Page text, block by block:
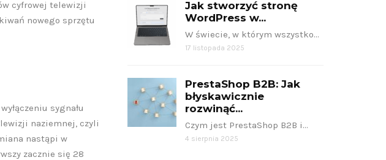
opinie
CZYTAJ DALEJ
AI? Przewodnik
dla
twórców
17 listopada 2025
CZYTAJ DALEJ
cyfrowej telewizji
nowego sprzętu
sygnału
naziemnej, czyli
nastąpi w
zacznie się 28
Jak stworzyć stronę
WordPress w...
W świecie, w którym wszystko…
17 listopada 2025
PrestaShop B2B: Jak
błyskawicznie
rozwinąć...
Czym jest PrestaShop B2B i…
4 sierpnia 2025